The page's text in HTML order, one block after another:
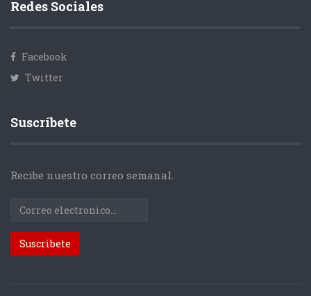
Redes Sociales
Facebook
Twitter
Suscríbete
Recibe nuestro correo semanal.